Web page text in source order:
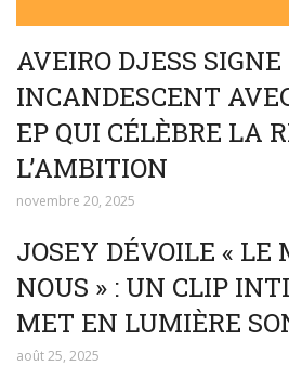
AVEIRO DJESS
INCANDESCENT
EP QUI CÉLÈBRE LA
L’AMBITION
novembre 20, 2025
JOSEY DÉVOILE « LE
NOUS » : UN CLIP
MET EN LUMIÈRE
août 25, 2025